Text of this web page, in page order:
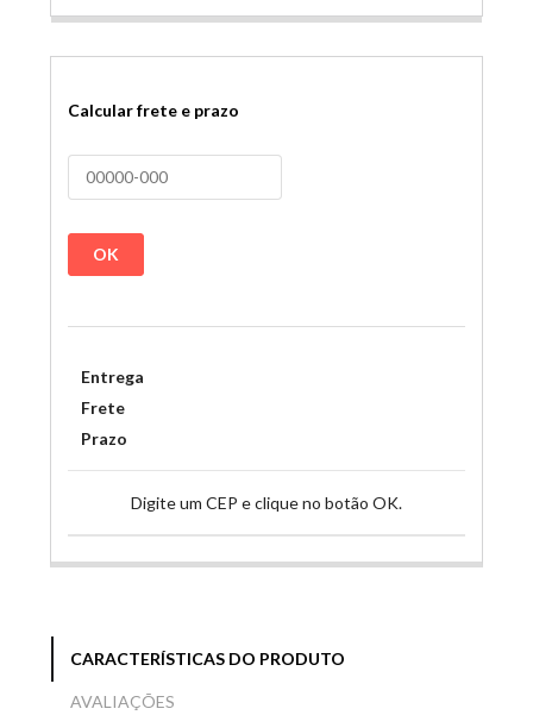
Calcular frete e prazo
OK
Entrega
Frete
Prazo
Digite um CEP e clique no botão OK.
CARACTERÍSTICAS DO PRODUTO
AVALIAÇÕES